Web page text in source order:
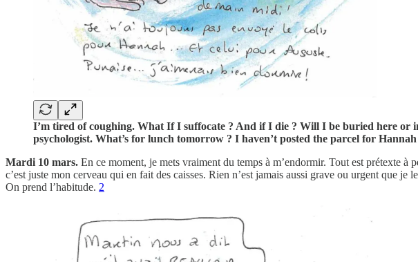
I’m tired of coughing. What If I suffocate ? And if I die ? Will I be buried here
psychologist. What’s for lunch tomorrow ? I haven’t posted the parcel for
Mardi 10 mars. En ce moment, je mets vraiment du temps à m’endormir. Tout est prétexte à
c’est juste mon cerveau qui en fait des caisses. Rien n’est jamais aussi grave ou urgent que
On prend l’habitude. 2